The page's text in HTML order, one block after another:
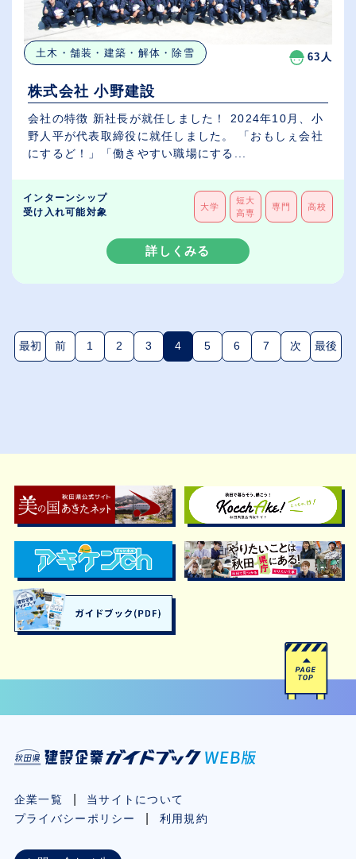
土木・舗装・建築・解体・除雪 63人
株式会社 小野建設
会社の特徴 新社長が就任しました！ 2024年10月、小
野人平が代表取締役に就任しました。 「おもしぇ会社
にするど！」「働きやすい職場にする...
インターンシップ
受け入れ可能対象
大学
短大
高専
専門 高校
詳しくみる
最初 前 1 2 3 4(現在のページ)
5 6 7 次 最後
企業一覧
当サイトについて
プライバシーポリシー
利用規約